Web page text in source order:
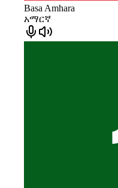
Basa Amhara
አማርኛ